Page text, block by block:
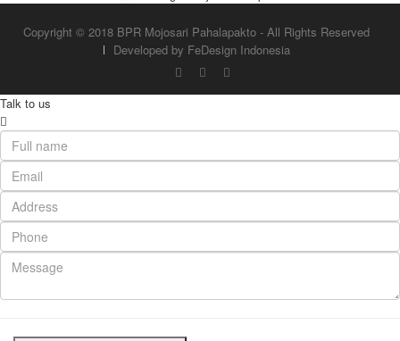
Copyright © 2018 BPR Mojosari Pahalapakto - All Rights Reserved
Developed by FeDesign Indonesia
Talk to us